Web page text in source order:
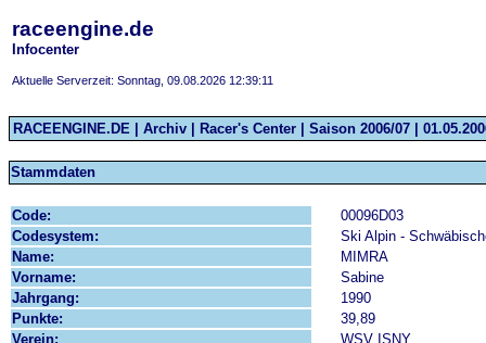
raceengine.de
Infocenter
Aktuelle Serverzeit: Sonntag, 09.08.2026 12:39:11
RACEENGINE.DE | Archiv | Racer's Center | Saison 2006/07 |
Stammdaten
Code:
00096D03
Codesystem:
Ski Alpin -
Name:
MIMRA
Vorname:
Sabine
Jahrgang:
1990
Punkte:
39,89
Verein:
WSV ISNY